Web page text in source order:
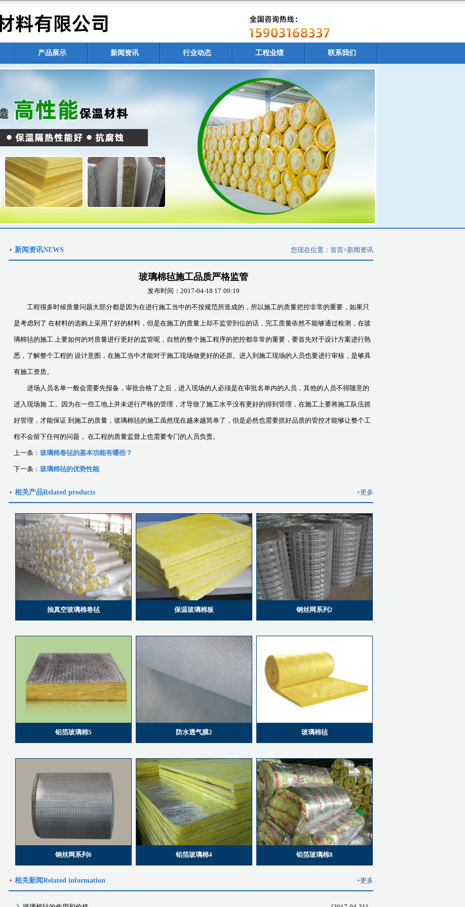
产品展示 新闻资讯 行业动态 工程业绩 联系我们
新闻资讯NEWS 您现在位置： 首页>新闻资讯
玻璃棉毡施工品质严格监管
发布时间：2017-04-18 17:09:19
工程很多时候质量问题大部分都是因为在进行施工当中的不按规范所造成的，所以施工的质量把控非常的重要，如果只
是考虑到了 在材料的选购上采用了好的材料，但是在施工的质量上却不监管到位的话，完工质量依然不能够通过检测，在玻
璃棉毡的施工 上要如何的对质量进行更好的监管呢，自然的整个施工程序的把控都非常的重要，要首先对于设计方案进行熟
悉，了解整个工程的 设计意图，在施工当中才能对于施工现场做更好的还原。进入到施工现场的人员也要进行审核，是够具
有施工资质。
进场人员名单一般会需要先报备，审批合格了之后，进入现场的人必须是在审批名单内的人员，其他的人员不得随意的
进入现场施 工。因为在一些工地上并未进行严格的管理，才导致了施工水平没有更好的得到管理，在施工上要将施工队伍抓
好管理，才能保证 到施工的质量，玻璃棉毡的施工虽然现在越来越简单了，但是必然也需要抓好品质的管控才能够让整个工
程不会留下任何的问题， 在工程的质量监督上也需要专门的人员负责。
上一条： 玻璃棉卷毡的基本功能有哪些？
下一条： 玻璃棉毡的优势性能
相关产品Related products +更多
抽真空玻璃棉卷毡 保温玻璃棉板 钢丝网系列2
铝箔玻璃棉5 防水透气膜2 玻璃棉毡
钢丝网系列6 铝箔玻璃棉4 铝箔玻璃棉8
相关新闻Related information +更多